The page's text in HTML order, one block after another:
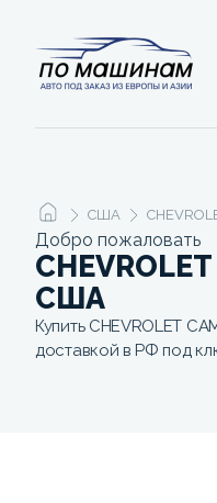
США
Добро пожаловать
США
Купить CHEVROLET
доставкой в РФ под